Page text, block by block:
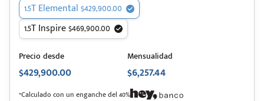
1.5T Elemental $429,900.00
1.5T Inspire $469,900.00
Precio desde
$429,900.00
Mensualidad
$6,257.44
*Calculado con un enganche del 40%